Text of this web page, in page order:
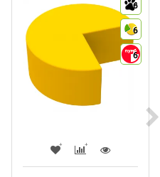
6
6
6